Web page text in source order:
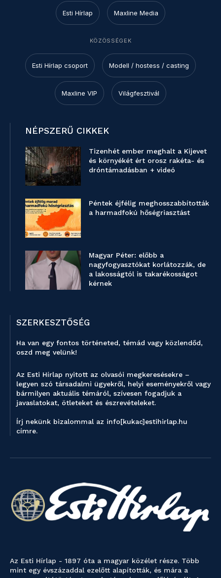
Esti Hírlap Maxline Media
KÖZÖSSÉGEK
Esti Hírlap csoport Modell / hostess / casting
Maxline VIP Világfesztivál
NÉPSZERŰ CIKKEK
Tizenhét ember meghalt a Kijevet
és környékét ért orosz rakéta- és
dróntámadásban + videó
Péntek éjfélig meghosszabbították
a harmadfokú hőségriasztást
Magyar Péter: előbb a
nagyfogyasztókat korlátozzák, de
a lakosságtól is takarékosságot
kérnek
SZERKESZTŐSÉG
Ha van egy fontos történeted, témád vagy közlendőd,
oszd meg velünk!
Az Esti Hírlap nyitott az olvasói megkeresésekre –
legyen szó társadalmi ügyekről, helyi eseményekről vagy
bármilyen aktuális témáról, szívesen fogadjuk a
javaslatokat, ötleteket és észrevételeket.
Írj nekünk bizalommal az info[kukac]estihirlap.hu
címre.
Az Esti Hírlap - 1897 óta a magyar közélet része. Több
mint egy évszázaddal ezelőtt alapították, és mára a